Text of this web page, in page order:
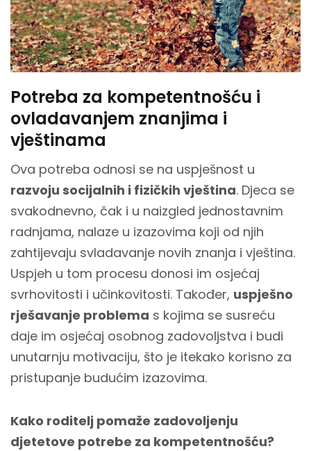
Potreba za kompetentnošću i
ovladavanjem znanjima i
vještinama
Ova potreba odnosi se na uspješnost u
razvoju socijalnih i fizičkih vještina. Djeca se
svakodnevno, čak i u naizgled jednostavnim
radnjama, nalaze u izazovima koji od njih
zahtijevaju svladavanje novih znanja i vještina.
Uspjeh u tom procesu donosi im osjećaj
svrhovitosti i učinkovitosti. Također, uspješno
rješavanje problema s kojima se susreću
daje im osjećaj osobnog zadovoljstva i budi
unutarnju motivaciju, što je itekako korisno za
pristupanje budućim izazovima.
Kako roditelj pomaže zadovoljenju
djetetove potrebe za kompetentnošću?